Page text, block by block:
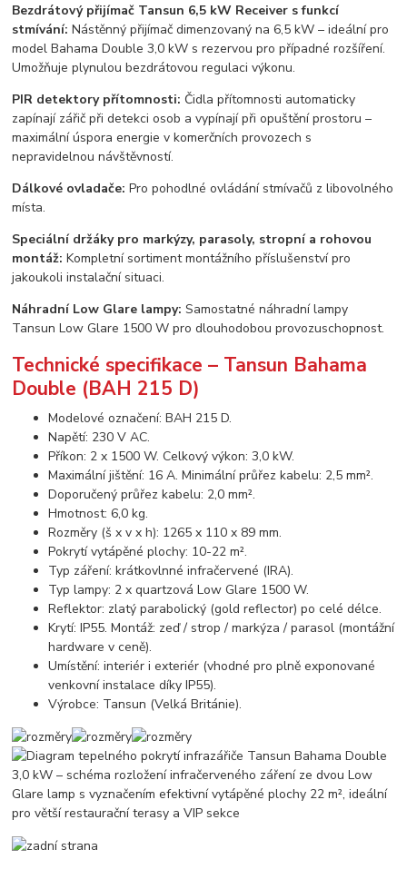
Bezdrátový přijímač Tansun 6,5 kW Receiver s funkcí
stmívání: Nástěnný přijímač dimenzovaný na 6,5 kW – ideální pro
model Bahama Double 3,0 kW s rezervou pro případné rozšíření.
Umožňuje plynulou bezdrátovou regulaci výkonu.
PIR detektory přítomnosti: Čidla přítomnosti automaticky
zapínají zářič při detekci osob a vypínají při opuštění prostoru –
maximální úspora energie v komerčních provozech s
nepravidelnou návštěvností.
Dálkové ovladače: Pro pohodlné ovládání stmívačů z libovolného
místa.
Speciální držáky pro markýzy, parasoly, stropní a rohovou
montáž: Kompletní sortiment montážního příslušenství pro
jakoukoli instalační situaci.
Náhradní Low Glare lampy: Samostatné náhradní lampy
Tansun Low Glare 1500 W pro dlouhodobou provozuschopnost.
Technické specifikace – Tansun Bahama
Double (BAH 215 D)
Modelové označení: BAH 215 D.
Napětí: 230 V AC.
Příkon: 2 x 1500 W. Celkový výkon: 3,0 kW.
Maximální jištění: 16 A. Minimální průřez kabelu: 2,5 mm².
Doporučený průřez kabelu: 2,0 mm².
Hmotnost: 6,0 kg.
Rozměry (š x v x h): 1265 x 110 x 89 mm.
Pokrytí vytápěné plochy: 10-22 m².
Typ záření: krátkovlnné infračervené (IRA).
Typ lampy: 2 x quartzová Low Glare 1500 W.
Reflektor: zlatý parabolický (gold reflector) po celé délce.
Krytí: IP55. Montáž: zeď / strop / markýza / parasol (montážní
hardware v ceně).
Umístění: interiér i exteriér (vhodné pro plně exponované
venkovní instalace díky IP55).
Výrobce: Tansun (Velká Británie).